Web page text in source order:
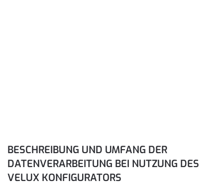
BESCHREIBUNG UND UMFANG DER
DATENVERARBEITUNG BEI NUTZUNG DES
VELUX KONFIGURATORS